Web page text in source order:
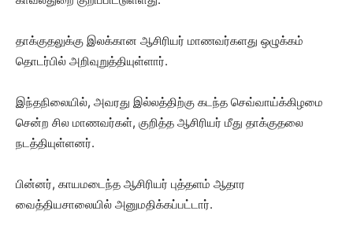
தாக்குதலுக்கு இலக்கான ஆசிரியர் மாணவர்களது ஒழுக்கம்
தொடர்பில் அறிவுறுத்தியுள்ளார்.
இந்தநிலையில், அவரது இல்லத்திற்கு கடந்த செவ்வாய்க்கிழமை
சென்ற சில மாணவர்கள், குறித்த ஆசிரியர் மீது தாக்குதலை
நடத்தியுள்ளனர்.
பின்னர், காயமடைந்த ஆசிரியர் புத்தளம் ஆதார
வைத்தியசாலையில் அனுமதிக்கப்பட்டார்.